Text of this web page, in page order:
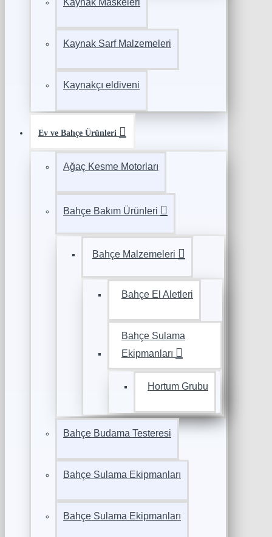
Kaynak Maskeleri
Kaynak Sarf Malzemeleri
Kaynakçı eldiveni
Ev ve Bahçe Ürünleri
Ağaç Kesme Motorları
Bahçe Bakım Ürünleri
Bahçe Malzemeleri
Bahçe El Aletleri
Bahçe Sulama
Ekipmanları
Hortum Grubu
Bahçe Budama Testeresi
Bahçe Sulama Ekipmanları
Bahçe Sulama Ekipmanları